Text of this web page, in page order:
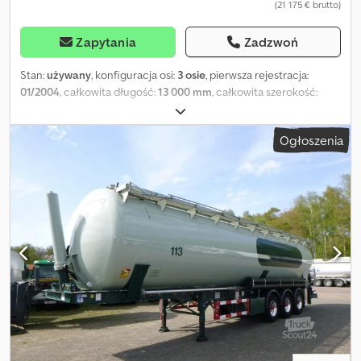
dostępnych pojazdów można znaleźć na stronie: . Prosimy o
cotygodniowe aktualizacje dotyczące dostępności pojazdów.
(21 175 € brutto)
Zapytania Zadzwoń
Stan:używany, konfiguracja osi: 3 osie, pierwsza rejestracja:
01/2004, całkowita długość:13 000 mm, całkowita szerokość:
3 800 mm
powietrze, rozmiar opony:385/65 R22.5, stan opon:90 procent,
inny
, = Dodatkowe
opcje i akcesoria = Pozostałe - Felgi aluminiowe - Hydraulika Inne
- Hamulce tarczowe = Uwagi = Cedpoy U Ui Asfx Aqieha Podwozie
Felgi aluminiowe: ✓ Wysokość podwozia: 100 cm Średnica
sworznia sprzęgu / zaczepu siodłowego: 2 cale Wysokość
sworznia sprzęgu / dyszla: 120 cm Hamulec tarczowy: ✓ Zbiornik
Pojemność (litry): 60000 Liczba komór: 1 Pojemność komór (litry):
60000 Materiał zbiornika: aluminium Ciśnienie testowe: 3,0 bara
Maksymalne ciśnienie robocze: 2,0 bara Proszek: ✓ = Dodatkowe
informacje = Konfiguracja osi Rozmiar opon: 385/65 R22.5 Marka
osi: Bpwecoplus Zawieszenie: pneumatyczne Oś przednia:
głębokość bieżnika lewej opony: 40%; głębokość bieżnika prawej
opony: 60% Oś środkowa: głębokość bieżnika: 90%; głębokość
Ogłoszenia